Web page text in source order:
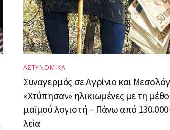
ΑΣΤΥΝΟΜΙΚΑ
Συναγερμός σε Αγρίνιο και
«Χτύπησαν» ηλικιωμένες με τη
μαϊμού λογιστή – Πάνω από
λεία